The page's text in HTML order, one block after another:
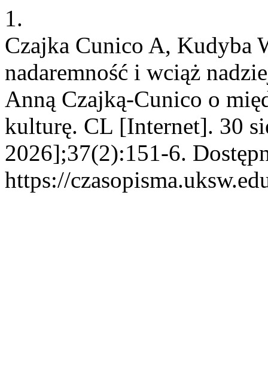
1.
Czajka Cunico A, Kudyba
nadaremność i wciąż
Anną Czajką-Cunico o
kulturę. CL [Internet]. 30
2026];37(2):151-6.
https://